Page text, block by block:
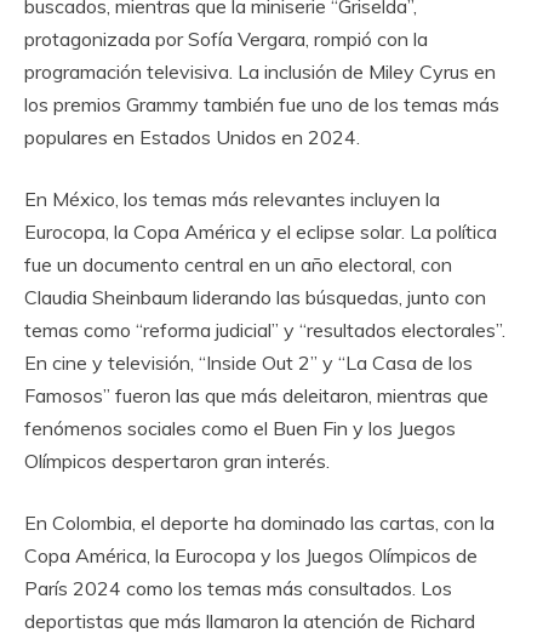
buscados, mientras que la miniserie “Griselda”,
protagonizada por Sofía Vergara, rompió con la
programación televisiva. La inclusión de Miley Cyrus en
los premios Grammy también fue uno de los temas más
populares en Estados Unidos en 2024.
En México, los temas más relevantes incluyen la
Eurocopa, la Copa América y el eclipse solar. La política
fue un documento central en un año electoral, con
Claudia Sheinbaum liderando las búsquedas, junto con
temas como “reforma judicial” y “resultados electorales”.
En cine y televisión, “Inside Out 2” y “La Casa de los
Famosos” fueron las que más deleitaron, mientras que
fenómenos sociales como el Buen Fin y los Juegos
Olímpicos despertaron gran interés.
En Colombia, el deporte ha dominado las cartas, con la
Copa América, la Eurocopa y los Juegos Olímpicos de
París 2024 como los temas más consultados. Los
deportistas que más llamaron la atención de Richard